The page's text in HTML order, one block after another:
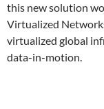
this new solution
Virtualized
virtualized global
data-in-motion.